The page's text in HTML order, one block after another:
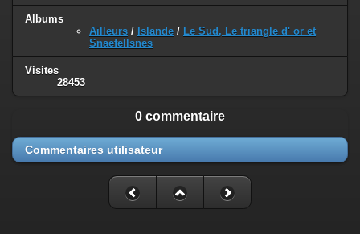
Albums
Ailleurs / Islande / Le Sud, Le triangle d' or et
Snaefellsnes
Visites
28453
0 commentaire
Commentaires utilisateur